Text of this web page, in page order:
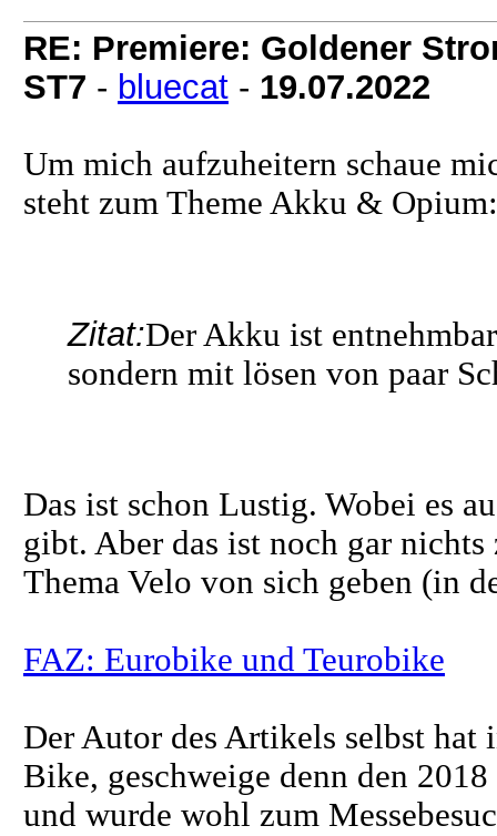
RE: Premiere: Goldener
ST7 - bluecat - 19.07.2022
Um mich aufzuheitern schaue
steht zum Theme Akku & Opium:
Zitat:Der Akku ist
sondern mit lösen von paar
Das ist schon Lustig. Wobei es
gibt. Aber das ist noch gar nichts
Thema Velo von sich geben (in
FAZ: Eurobike und Teurobike
Der Autor des Artikels selbst hat
Bike, geschweige denn den
und wurde wohl zum